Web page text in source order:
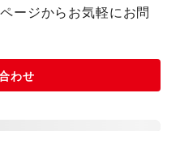
ージからお気軽にお問
わせ